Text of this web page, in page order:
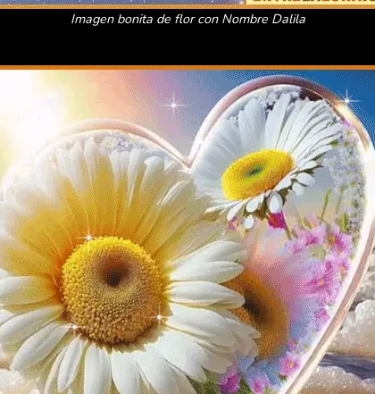
Imagen bonita de flor con Nombre Dalila